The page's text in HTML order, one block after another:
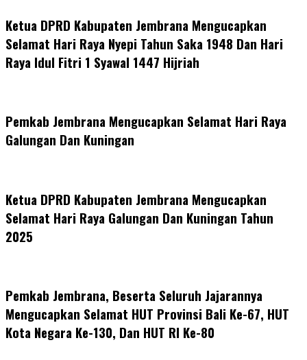
Ketua DPRD Kabupaten Jembrana Mengucapkan
Selamat Hari Raya Nyepi Tahun Saka 1948 Dan Hari
Raya Idul Fitri 1 Syawal 1447 Hijriah
Pemkab Jembrana Mengucapkan Selamat Hari Raya
Galungan Dan Kuningan
Ketua DPRD Kabupaten Jembrana Mengucapkan
Selamat Hari Raya Galungan Dan Kuningan Tahun
2025
Pemkab Jembrana, Beserta Seluruh Jajarannya
Mengucapkan Selamat HUT Provinsi Bali Ke-67, HUT
Kota Negara Ke-130, Dan HUT RI Ke-80